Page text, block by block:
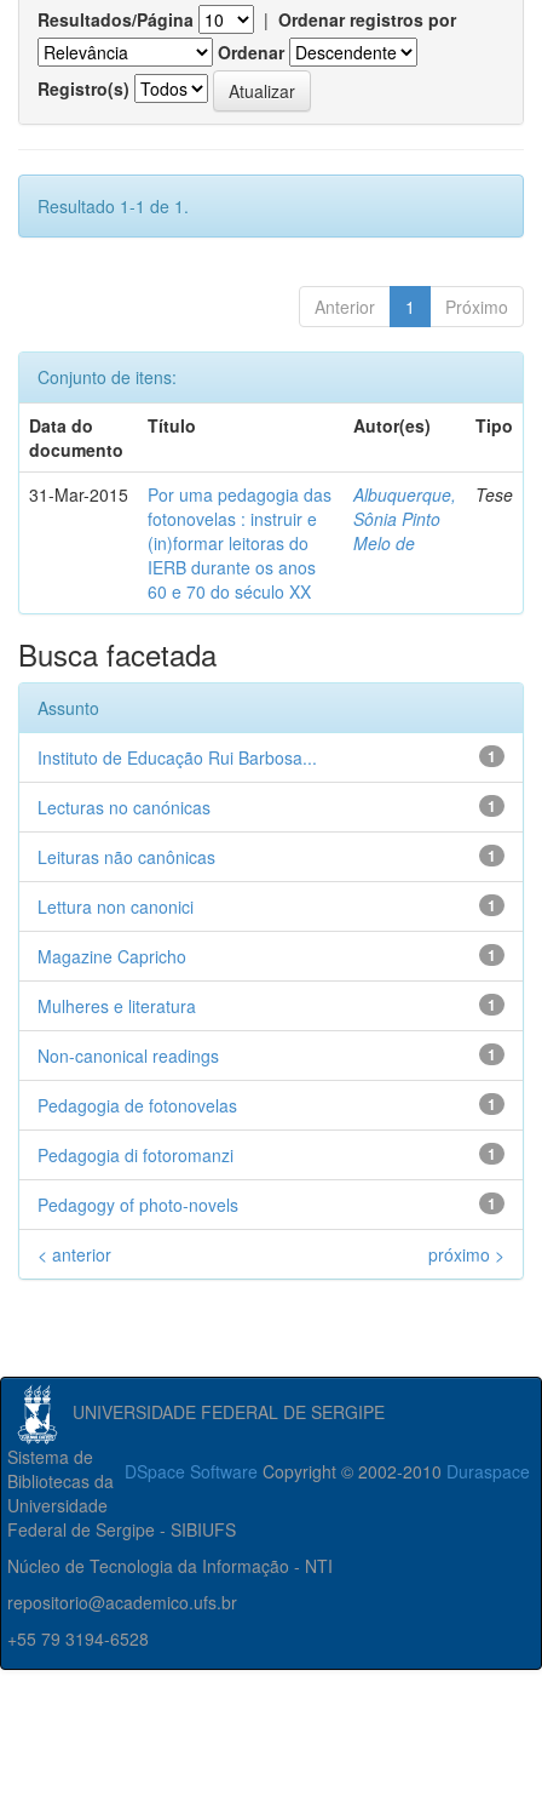
Resultados/Página | Ordenar registros por
Ordenar
Registro(s)
Resultado 1-1 de 1.
Anterior 1 Próximo
Conjunto de itens:
Data do
documento
Título Autor(es) Tipo
31-Mar-2015
Por uma pedagogia das
fotonovelas : instruir e
(in)formar leitoras do
IERB durante os anos
60 e 70 do século XX
Albuquerque,
Sônia Pinto
Melo de
Tese
Busca facetada
Assunto
1
Instituto de Educação Rui Barbosa...
1
Lecturas no canónicas
1
Leituras não canônicas
1
Lettura non canonici
1
Magazine Capricho
1
Mulheres e literatura
1
Non-canonical readings
1
Pedagogia de fotonovelas
1
Pedagogia di fotoromanzi
1
Pedagogy of photo-novels
< anterior próximo >
UNIVERSIDADE FEDERAL DE SERGIPE
DSpace Software Copyright © 2002-2010 Duraspace
Sistema de
Bibliotecas da
Universidade
Federal de Sergipe - SIBIUFS
Núcleo de Tecnologia da Informação - NTI
repositorio@academico.ufs.br
+55 79 3194-6528